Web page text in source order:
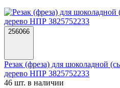
256066
Резак (фреза) для шоколадной
дерево НПР 3825752233
46 шт. в наличии